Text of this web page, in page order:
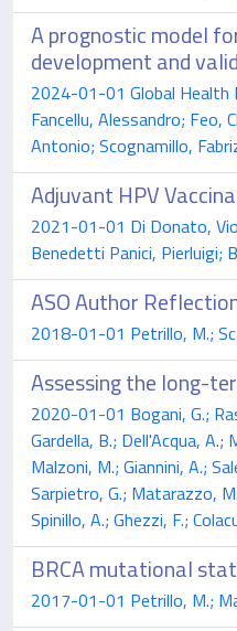
A prognostic model
development and
2024-01-01 Global Health
Fancellu, Alessandro; Feo,
Antonio; Scognamillo,
Adjuvant HPV
2021-01-01 Di Donato,
Benedetti Panici, Pierluigi;
ASO Author
2018-01-01 Petrillo, M.;
Assessing the long-
2020-01-01 Bogani, G.;
Gardella, B.; Dell'Acqua, A.;
Malzoni, M.; Giannini, A.;
Sarpietro, G.; Matarazzo,
Spinillo, A.; Ghezzi, F.;
BRCA mutational
2017-01-01 Petrillo, M.;